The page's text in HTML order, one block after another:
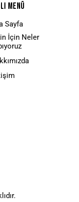
Menü
Sayfa
İçin Neler